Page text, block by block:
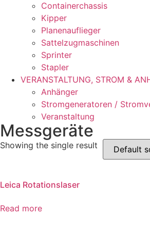
Containerchassis
Kipper
Planenauflieger
Sattelzugmaschinen
Sprinter
Stapler
VERANSTALTUNG, STROM &
Anhänger
Stromgeneratoren /
Veranstaltung
Messgeräte
Showing the single result
Leica Rotationslaser
Read more